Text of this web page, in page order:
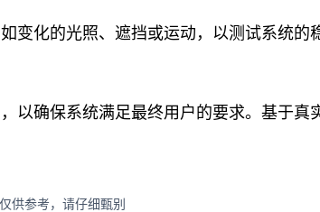
变化的光照、遮挡或运动，以测试系统的
以确保系统满足最终用户的要求。基于真
供参考，请仔细甄别